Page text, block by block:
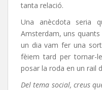
tanta relació.
Una anècdota seria
Amsterdam, uns
un dia vam fer una
fèiem tard per tornar-
posar la roda en un rail
Del tema social, creus